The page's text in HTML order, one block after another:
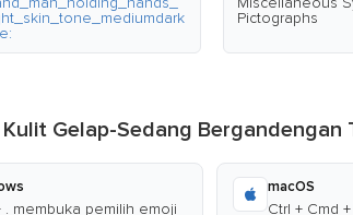
Pictographs
Gelap-Sedang Bergandengan
. membuka pemilih emoji
macOS
Ctrl + Cmd